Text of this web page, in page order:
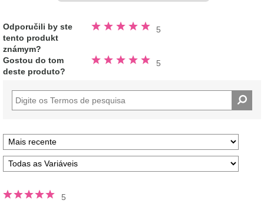
Odporučili by ste
tento produkt
známym?
5
Avaliado
5.0
estrelas
Gostou do tom
deste produto?
5
Avaliado
5.0
estrelas
5